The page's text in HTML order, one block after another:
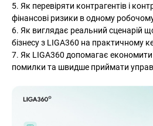
5. Як перевіряти контрагентів і
фінансові ризики в одному
6. Як виглядає реальний сценарій
бізнесу з LIGA360 на практичному
7. Як LIGA360 допомагає
помилки та швидше приймати